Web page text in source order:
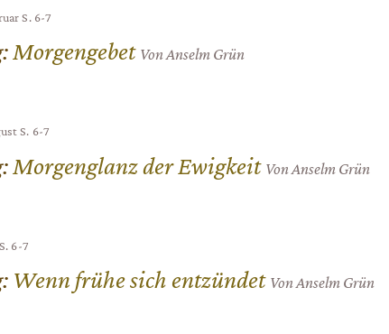
S. 6-7
:Morgengebet Von Anselm Grün
S. 6-7
:Morgenglanz der Ewigkeit Von Anselm Grün
S. 6-7
: Wenn frühe sich entzündet Von Anselm Grün